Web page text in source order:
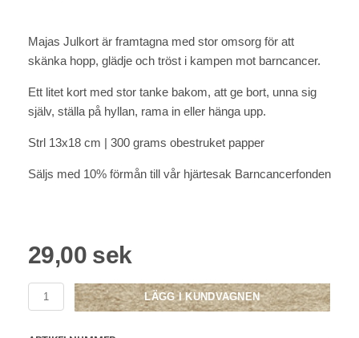
Majas Julkort är framtagna med stor omsorg för att
skänka hopp, glädje och tröst i kampen mot barncancer.
Ett litet kort med stor tanke bakom, att ge bort, unna sig
själv, ställa på hyllan, rama in eller hänga upp.
Strl 13x18 cm | 300 grams obestruket papper
Säljs med 10% förmån till vår hjärtesak Barncancerfonden
29,00 sek
LÄGG I KUNDVAGNEN